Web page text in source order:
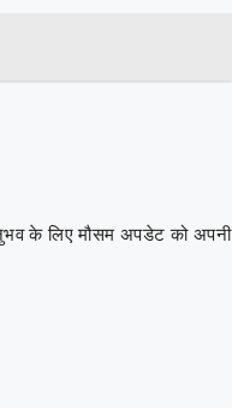
के लिए मौसम अपडेट को अपनी